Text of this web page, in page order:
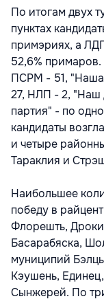
По итогам двух
пунктах
примэриях, а
52,6%
ПСРМ - 51,
27, НЛП - 2, "Наш
партия" - по
кандидаты
и четыре
Тараклия и
Наибольшее
победу в
Флорешть,
Басарабяска,
муниципий
Кэушень,
Сынжерей. По